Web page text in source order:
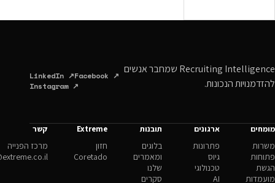
Recruiting Intelligence שמחבר אנשים
LinkedIn ↗Facebook ↗
ארגונים
פתרונות
גיוס
טכנולוגי
AI
תובנות
בלוגים
ומאמרים
שלנו
סקרים
Extreme
חזון
Coretado
קשר
מרכז הפנייה
hello@extreme.co.il